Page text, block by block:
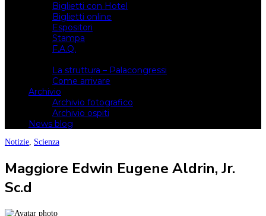
Biglietti con Hotel
Biglietti online
Espositori
Stampa
F.A.Q.
La struttura – Palacongressi
Come arrivare
Archivio
Archivio fotografico
Archivio ospiti
News blog
Notizie, Scienza
Maggiore Edwin Eugene Aldrin, Jr.
Sc.d